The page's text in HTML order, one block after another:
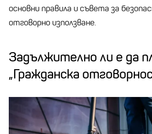
основни правила и съвета за
отговорно използване.
Задължително ли е да
„Гражданска